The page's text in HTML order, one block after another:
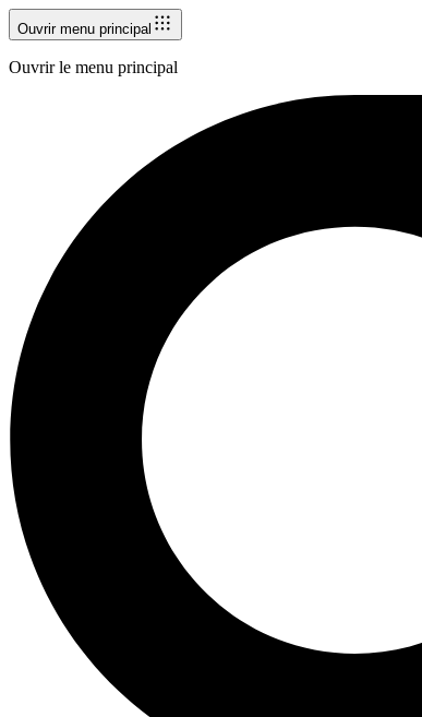
Ouvrir menu principal
Ouvrir le menu principal